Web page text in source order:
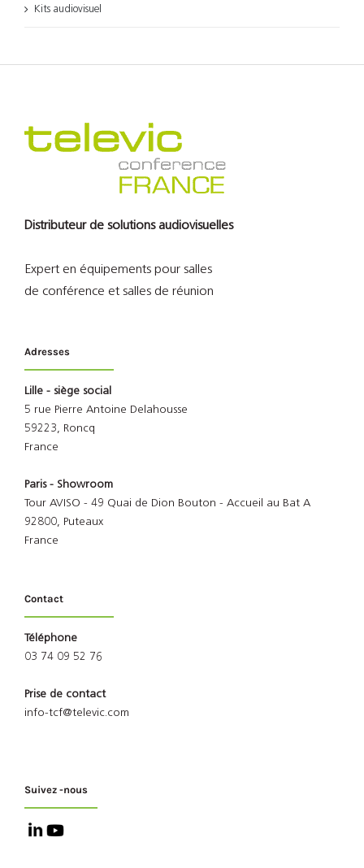
Kits audiovisuel
Distributeur de solutions audiovisuelles
Expert en équipements pour salles
de conférence et salles de réunion
Adresses
Lille - siège social
5 rue Pierre Antoine Delahousse
59223, Roncq
France
Paris - Showroom
Tour AVISO - 49 Quai de Dion Bouton - Accueil au Bat A
92800, Puteaux
France
Contact
Téléphone
03 74 09 52 76
Prise de contact
info-tcf@televic.com
Suivez -nous